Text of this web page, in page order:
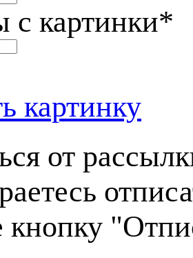
картинки*
картинку
от